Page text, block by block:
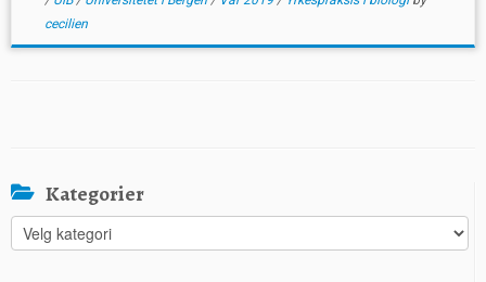
cecilien
Kategorier
Kategorier